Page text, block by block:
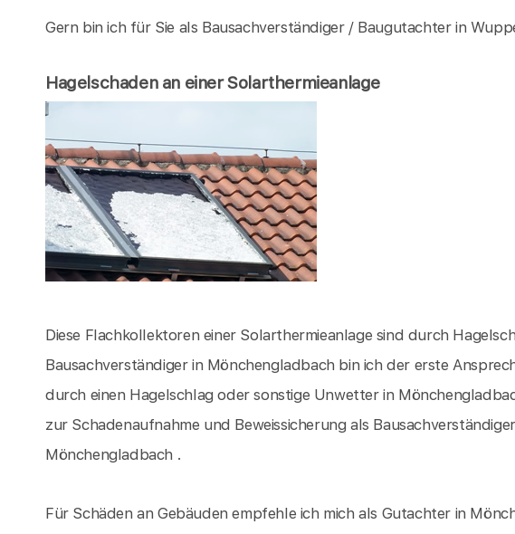
Gern bin ich für Sie als Bausachverständiger / Baugutachter in
Hagelschaden an einer Solarthermieanlage
Diese Flachkollektoren einer Solarthermieanlage sind durch
Bausachverständiger in Mönchengladbach bin ich der erste
durch einen Hagelschlag oder sonstige Unwetter in
zur Schadenaufnahme und Beweissicherung als
Mönchengladbach .
Für Schäden an Gebäuden empfehle ich mich als Gutachter in